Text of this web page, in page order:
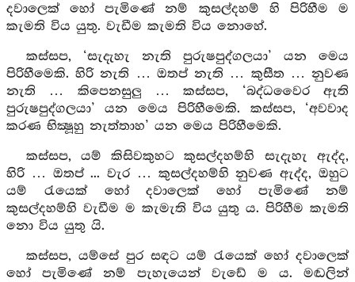
දවාලෙක් හෝ පැමිණේ නම් කුසල්දහම් හි පිරිහීම ම
කැමති විය යුතු. වැඩීම කැමති විය නොහේ.
කස්සප, ‘සැදැහැ නැති පුරුෂපුද්ගලයා’ යන මෙය
පිරිහීමෙකි. හිරි නැති … ඔතප් නැති … කුසීත … නුවණ
නැති … කිපෙනසුලු … කස්සප, ‘බද්ධවෛර ඇති
පුරුෂපුද්ගලයා’ යන මෙය පිරිහීමෙකි. කස්සප, ‘අවවාද
කරණ භික්‍ෂූහු නැත්තාහ’ යන මෙය පිරිහීමෙකි.
කස්සප, යම් කිසිවකුහට කුසල්දහම්හි සැදැහැ ඇද්ද,
හිරි … ඔතප් ... වැර … කුසල්දහම්හි නුවණ ඇද්ද, ඔහුට
යම් රැයෙක් හෝ දවාලෙක් හෝ පැමිණේ නම්
කුසල්දහම්හි වැඩීම ම කැමැති විය යුතු ය. පිරිහීම කැමති
නො විය යුතු යි.
කස්සප, යම්සේ පුර සඳට යම් රැයෙක් හෝ දවාලෙක්
හෝ පැමිණේ නම් පැහැයෙන් වැඩේ ම ය. මඬලින්